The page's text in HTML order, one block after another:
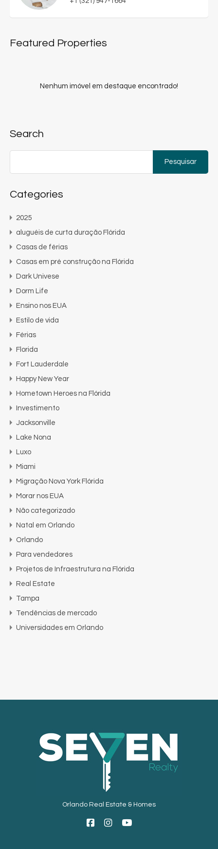
Featured Properties
Nenhum imóvel em destaque encontrado!
Search
Categories
2025
aluguéis de curta duração Flórida
Casas de férias
Casas em pré construção na Flórida
Dark Univese
Dorm Life
Ensino nos EUA
Estilo de vida
Férias
Florida
Fort Lauderdale
Happy New Year
Hometown Heroes na Flórida
Investimento
Jacksonville
Lake Nona
Luxo
Miami
Migração Nova York Flórida
Morar nos EUA
Não categorizado
Natal em Orlando
Orlando
Para vendedores
Projetos de Infraestrutura na Flórida
Real Estate
Tampa
Tendências de mercado
Universidades em Orlando
Orlando Real Estate & Homes